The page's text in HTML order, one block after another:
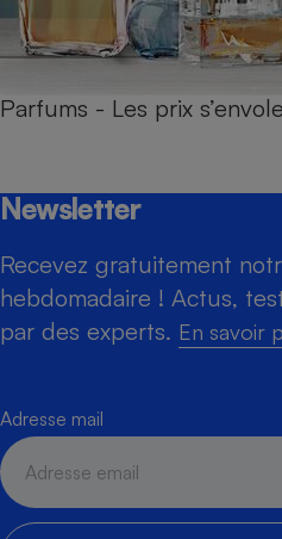
Parfums - Les prix
Newsletter
Recevez gratuitement
hebdomadaire ! Actus,
par des experts. En savoir
Adresse mail